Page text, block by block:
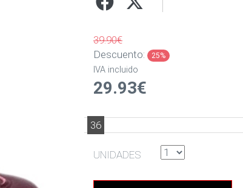
39.90€
Descuento:
25%
IVA incluido
29.93€
36
UNIDADES